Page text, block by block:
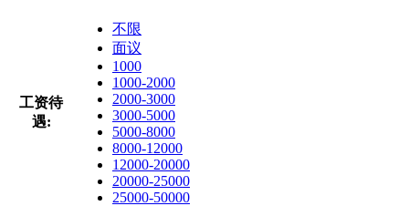
工资待
遇:
不限
面议
1000
1000-2000
2000-3000
3000-5000
5000-8000
8000-12000
12000-20000
20000-25000
25000-50000